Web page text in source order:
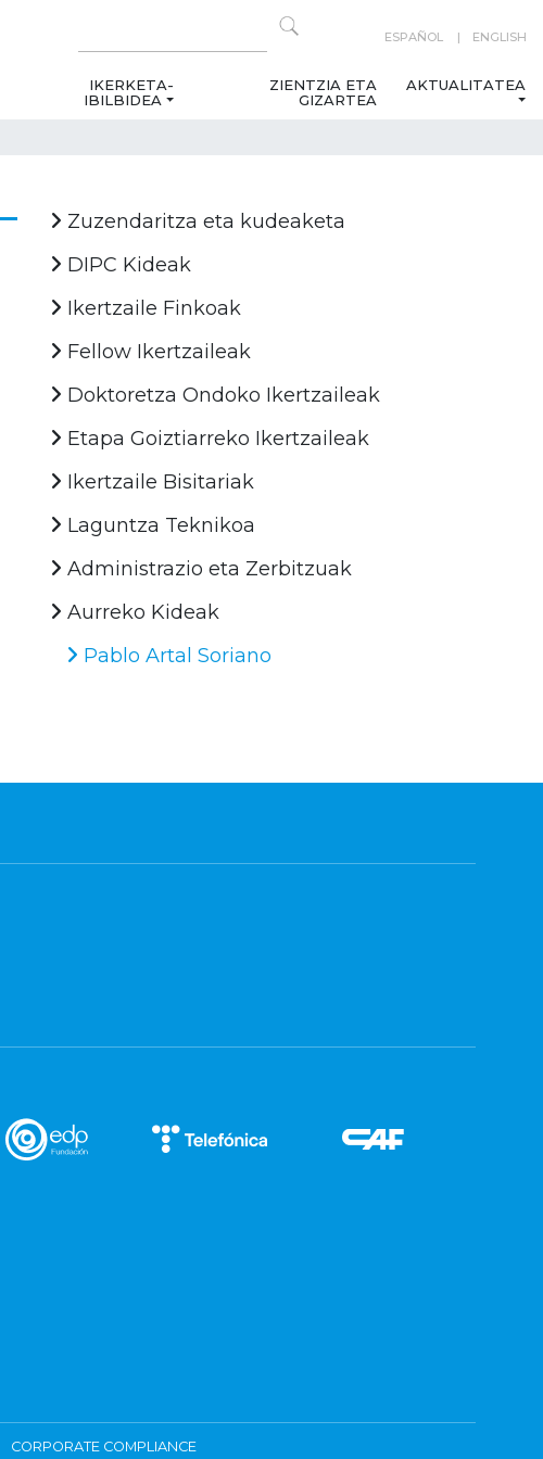
ESPAÑOL ENGLISH
IKERKETA-
IBILBIDEA
ZIENTZIA ETA
GIZARTEA
AKTUALITATEA
Zuzendaritza eta kudeaketa
DIPC Kideak
Ikertzaile Finkoak
Fellow Ikertzaileak
Doktoretza Ondoko Ikertzaileak
Etapa Goiztiarreko Ikertzaileak
Ikertzaile Bisitariak
Laguntza Teknikoa
Administrazio eta Zerbitzuak
Aurreko Kideak
Pablo Artal Soriano
CORPORATE COMPLIANCE